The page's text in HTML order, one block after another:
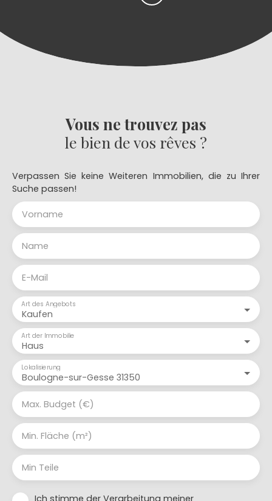
Vous ne trouvez pas
le bien de vos rêves ?
Verpassen Sie keine Weiteren Immobilien, die zu Ihrer
Suche passen!
Vorname
Name
E-Mail
Kaufen
Art des Angebots
Haus
Art der Immobilie
Boulogne-sur-Gesse 31350
Lokalisierung
Max. Budget (€)
Min. Fläche (m²)
Min Teile
Ich stimme der Verarbeitung meiner